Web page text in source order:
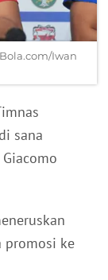
Iwan
sana
promosi ke